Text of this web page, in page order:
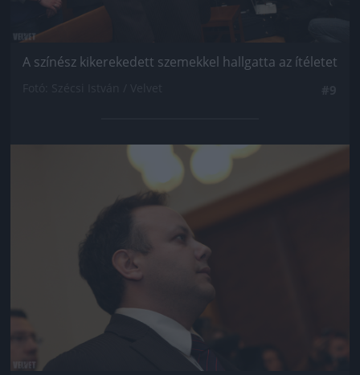
A színész kikerekedett szemekkel hallgatta az ítéletet
Jön még kép!